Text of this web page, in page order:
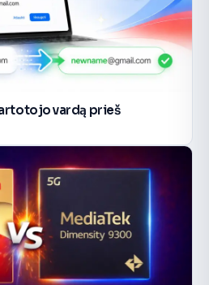
vardą prieš